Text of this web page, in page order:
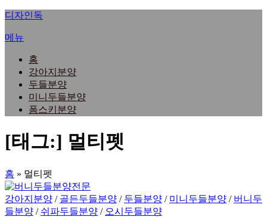
내
으
디자인독
메뉴
홈
강아지분양
두들분양
미니두들분양
폼스키분양
[태그:] 멀티펫
홈 » 멀티펫
강아지분양 / 골든두들분양 / 두들분양 / 미니두들분양 / 버니두
들분양 / 쉬파두들분양 / 오시두들분양